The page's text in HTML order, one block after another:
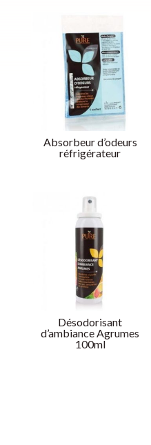
Absorbeur d’odeurs
réfrigérateur
Désodorisant
d’ambiance Agrumes
100ml